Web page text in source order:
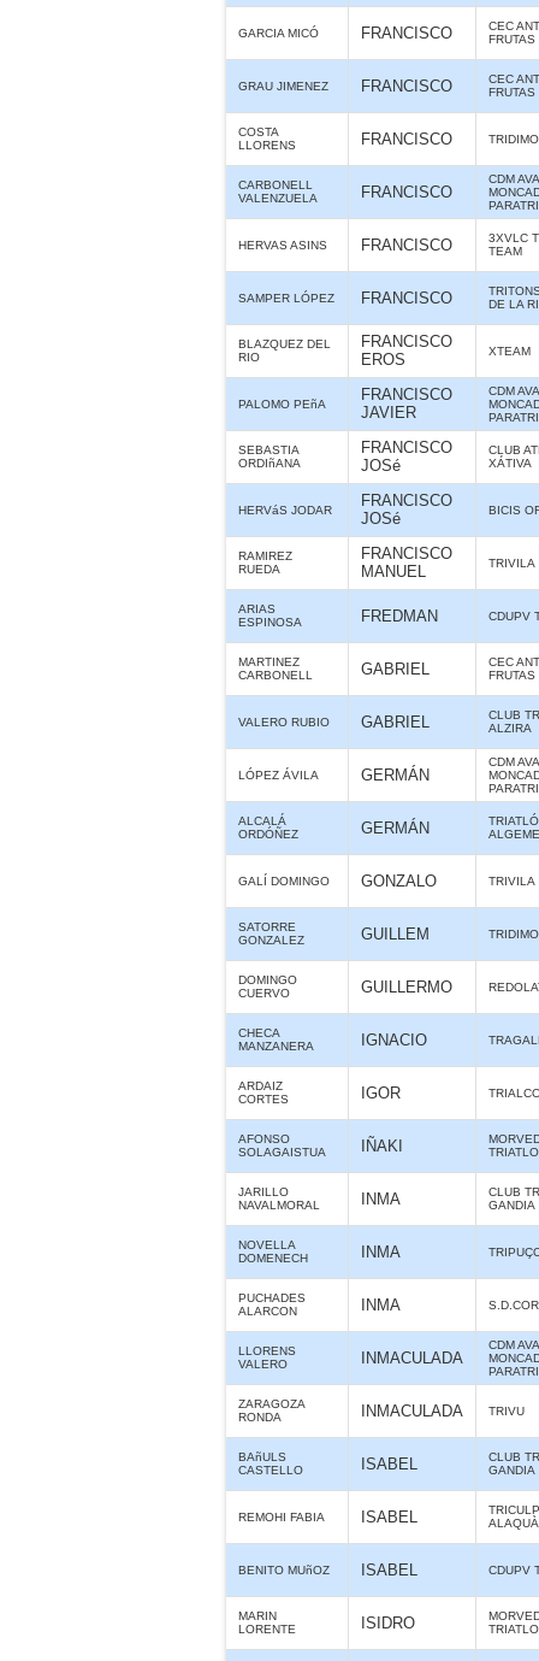
GARCIA MICÓ FRANCISCO
CEC
GRAU JIMENEZ FRANCISCO
CEC
COSTA
LLORENS
FRANCISCO
CARBONELL
VALENZUELA
FRANCISCO
CDM
HERVAS ASINS FRANCISCO
3XVLC
TEAM
SAMPER LÓPEZ FRANCISCO
DE LA
BLAZQUEZ DEL
RIO
FRANCISCO
EROS
XTEAM
PALOMO PEñA
FRANCISCO
JAVIER
CDM
SEBASTIA
ORDIñANA
FRANCISCO
JOSé
CLUB
XÁTIVA
HERVáS JODAR
FRANCISCO
JOSé
BICIS
RAMIREZ
RUEDA
FRANCISCO
MANUEL
TRIVILA
ARIAS
ESPINOSA
FREDMAN CDUPV
MARTINEZ
CARBONELL
GABRIEL
CEC
VALERO RUBIO GABRIEL
CLUB
ALZIRA
LÓPEZ ÁVILA GERMÁN
CDM
ALCALÁ
ORDÓÑEZ
GERMÁN
GALÍ DOMINGO GONZALO TRIVILA
SATORRE
GONZALEZ
GUILLEM
DOMINGO
CUERVO
GUILLERMO
CHECA
MANZANERA
IGNACIO
ARDAIZ
CORTES
IGOR
AFONSO
SOLAGAISTUA
IÑAKI
JARILLO
NAVALMORAL
INMA
CLUB
GANDIA
NOVELLA
DOMENECH
INMA
PUCHADES
ALARCON
INMA
LLORENS
VALERO
INMACULADA
CDM
ZARAGOZA
RONDA
INMACULADA TRIVU
BAñULS
CASTELLO
ISABEL
CLUB
GANDIA
REMOHI FABIA ISABEL
BENITO MUñOZ ISABEL CDUPV
MARIN
LORENTE
ISIDRO